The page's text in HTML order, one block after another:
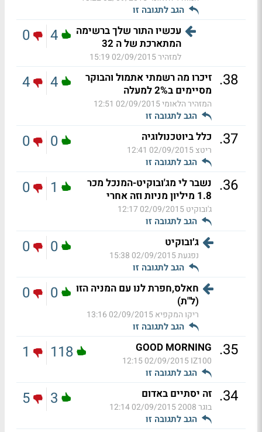
הגב לתגובה זו
עכשיו התור שלך ברשימה
המתארכת של ה 32
למזהיר02/09/2015 15:19
4
0
38
. זיכרו מה רשמתי אתמול והבוקר
מסיימים ב2% למעלה
המזהיר הלאומי02/09/2015 12:51
הגב לתגובה זו
4
4
37
. כלל ביוטכנולוגיה
ריטצ02/09/2015 12:41
הגב לתגובה זו
0
0
36
. נשבר לי מג'ובוקיט-המנכל מכר
1.8 מיליון מניות וזה אחרי
ג'ובוקיט02/09/2015 12:17
הגב לתגובה זו
1
0
ג׳ובוקיט
נפגעת02/09/2015 15:38
הגב לתגובה זו
0
0
חאלס,חפרת לנו עם המניה הזו
(ל"ת)
ריקו המקפיא02/09/2015 13:16
הגב לתגובה זו
0
0
35
.
GOOD MORNING
IZ100
02/09/2015 12:15
הגב לתגובה זו
118
1
34
. זה יסתיים באדום
בוגר 2008 02/09/2015 12:14
הגב לתגובה זו
3
5